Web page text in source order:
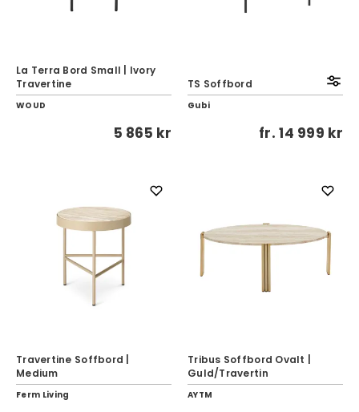
La Terra Bord Small | Ivory
Travertine
WOUD
5 865 kr
TS Soffbord
Gubi
fr.14 999 kr
Travertine Soffbord |
Medium
Ferm Living
Tribus Soffbord Ovalt |
Guld/Travertin
AYTM